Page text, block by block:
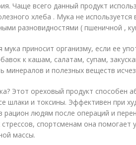
Чаще всего данный продукт
хлеба . Мука не используется
разновидностями ( пшеничной ,
приносит организму, если ее
к кашам, салатам, супам,
минералов и полезных веществ
Этот ореховый продукт способен
шлаки и токсины. Эффективен при
рацион людям после операций и
спортсменам она помогает
массы.